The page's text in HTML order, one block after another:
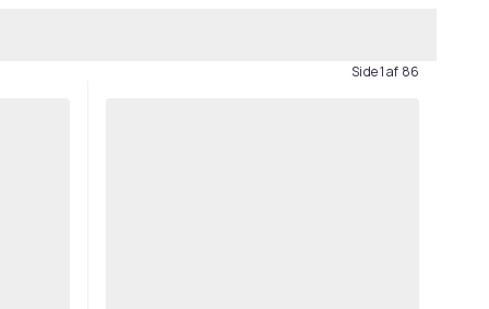
Side 1 af 86